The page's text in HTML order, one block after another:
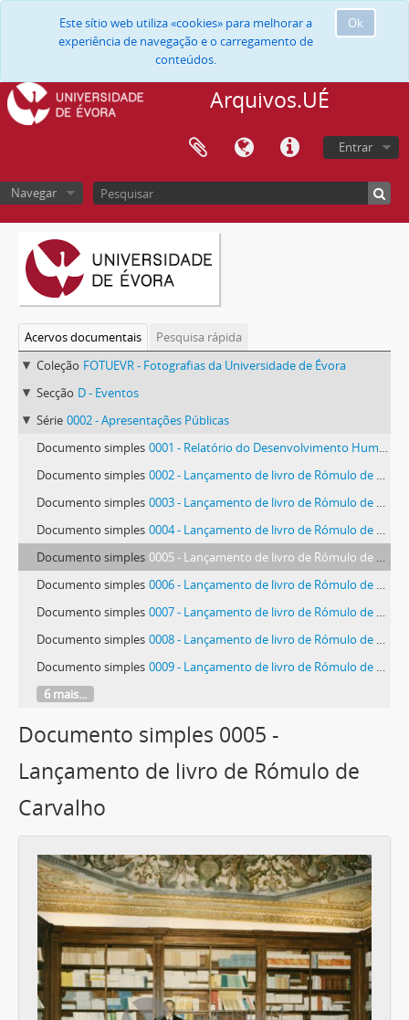
Ok
Este sítio web utiliza «cookies» para melhorar a
experiência de navegação e o carregamento de
conteúdos.
Arquivos.UÉ
Entrar
Navegar
Acervos documentais
Pesquisa rápida
Coleção FOTUEVR - Fotografias da Universidade de Évora
Secção D - Eventos
Série 0002 - Apresentações Públicas
Documento simples 0001 - Relatório do Desenvolvimento Humano 1997
Documento simples 0002 - Lançamento de livro de Rómulo de Carvalho
Documento simples 0003 - Lançamento de livro de Rómulo de Carvalho
Documento simples 0004 - Lançamento de livro de Rómulo de Carvalho
Documento simples 0005 - Lançamento de livro de Rómulo de Carvalho
Documento simples 0006 - Lançamento de livro de Rómulo de Carvalho
Documento simples 0007 - Lançamento de livro de Rómulo de Carvalho
Documento simples 0008 - Lançamento de livro de Rómulo de Carvalho
Documento simples 0009 - Lançamento de livro de Rómulo de Carvalho
6 mais...
Documento simples 0005 -
Lançamento de livro de Rómulo de
Carvalho